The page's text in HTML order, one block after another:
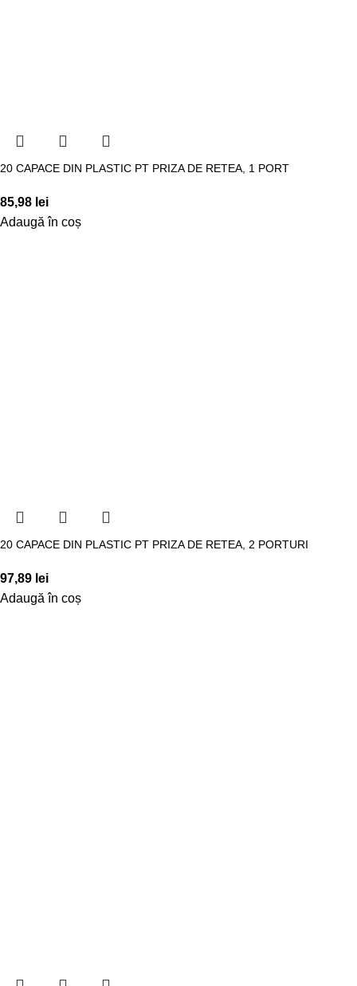
20 CAPACE DIN PLASTIC PT PRIZA DE RETEA, 1 PORT
85,98 lei
Adaugă în coș
20 CAPACE DIN PLASTIC PT PRIZA DE RETEA, 2 PORTURI
97,89 lei
Adaugă în coș